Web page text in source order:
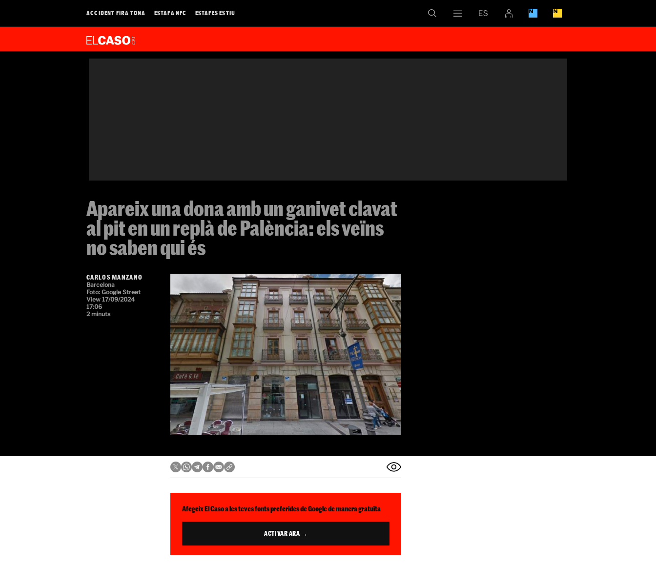
ACCIDENT FIRA TONA ESTAFA NFC ESTAFES ESTIU
Apareix una dona amb un ganivet clavat
al pit en un replà de Palència: els veïns
no saben qui és
CARLOS MANZANO
Barcelona
Foto: Google Street
View 17/09/2024
17:06
2 minuts
Afegeix El Caso a les teves fonts preferides de Google de manera gratuïta
ACTIVAR ARA →